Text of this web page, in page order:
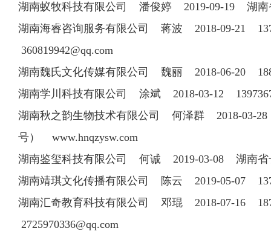
湖南蚁牧科技有限公司 潘俊婷 2019-09-19 湖南
湖南海睿咨询服务有限公司 蒋波 2018-09-21
360819942@qq.com
湖南魏氏文化传媒有限公司 魏丽 2018-06-20
湖南学川科技有限公司 涂斌 2018-03-12
湖南秋之韵生物技术有限公司 何泽群 2018-03-28
号） www.hnqzysw.com
湖南鉴玺科技有限公司 何诚 2019-03-08 湖南省
湖南靖琪文化传播有限公司 陈云 2019-05-07
湖南汇奇教育科技有限公司 邓琨 2018-07-16
2725970336@qq.com